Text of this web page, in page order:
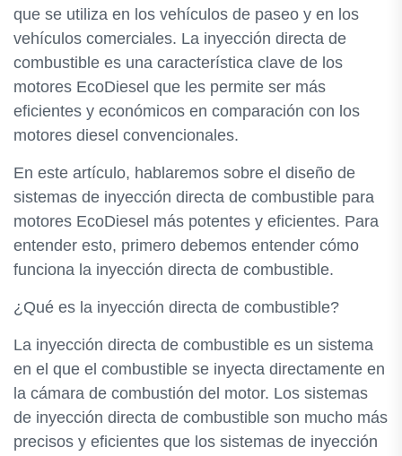
que se utiliza en los vehículos de paseo y en los
vehículos comerciales. La inyección directa de
combustible es una característica clave de los
motores EcoDiesel que les permite ser más
eficientes y económicos en comparación con los
motores diesel convencionales.
En este artículo, hablaremos sobre el diseño de
sistemas de inyección directa de combustible para
motores EcoDiesel más potentes y eficientes. Para
entender esto, primero debemos entender cómo
funciona la inyección directa de combustible.
¿Qué es la inyección directa de combustible?
La inyección directa de combustible es un sistema
en el que el combustible se inyecta directamente en
la cámara de combustión del motor. Los sistemas
de inyección directa de combustible son mucho más
precisos y eficientes que los sistemas de inyección